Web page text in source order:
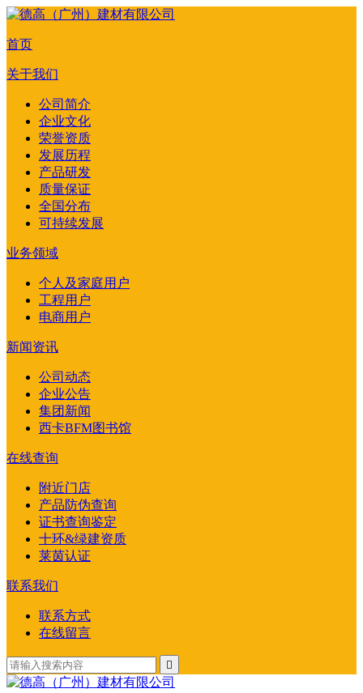
首页
关于我们
公司简介
企业文化
荣誉资质
发展历程
产品研发
质量保证
全国分布
可持续发展
业务领域
个人及家庭用户
工程用户
电商用户
新闻资讯
公司动态
企业公告
集团新闻
西卡BFM图书馆
在线查询
附近门店
产品防伪查询
证书查询鉴定
十环&绿建资质
莱茵认证
联系我们
联系方式
在线留言
